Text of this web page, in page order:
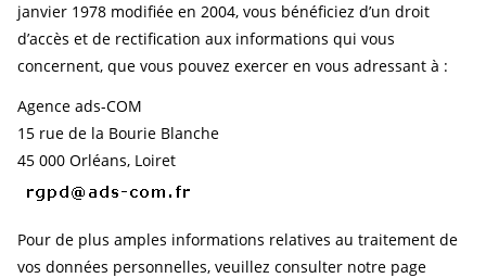
janvier 1978 modifiée en 2004, vous bénéficiez d’un droit
d’accès et de rectification aux informations qui vous
concernent, que vous pouvez exercer en vous adressant à :
Agence ads-COM
15 rue de la Bourie Blanche
45 000 Orléans, Loiret
Pour de plus amples informations relatives au traitement de
vos données personnelles, veuillez consulter notre page